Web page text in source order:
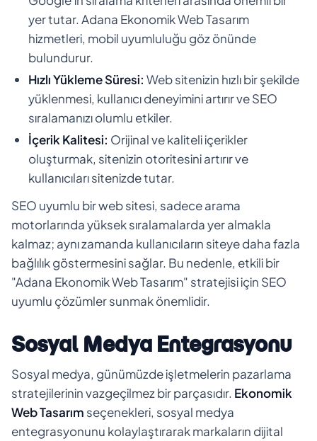
yer tutar. Adana Ekonomik Web Tasarım
hizmetleri, mobil uyumluluğu göz önünde
bulundurur.
Hızlı Yükleme Süresi: Web sitenizin hızlı bir şekilde
yüklenmesi, kullanıcı deneyimini artırır ve SEO
sıralamanızı olumlu etkiler.
İçerik Kalitesi: Orijinal ve kaliteli içerikler
oluşturmak, sitenizin otoritesini artırır ve
kullanıcıları sitenizde tutar.
SEO uyumlu bir web sitesi, sadece arama
motorlarında yüksek sıralamalarda yer almakla
kalmaz; aynı zamanda kullanıcıların siteye daha fazla
bağlılık göstermesini sağlar. Bu nedenle, etkili bir
"Adana Ekonomik Web Tasarım" stratejisi için SEO
uyumlu çözümler sunmak önemlidir.
Sosyal Medya Entegrasyonu
Sosyal medya, günümüzde işletmelerin pazarlama
stratejilerinin vazgeçilmez bir parçasıdır. Ekonomik
Web Tasarım seçenekleri, sosyal medya
entegrasyonunu kolaylaştırarak markaların dijital